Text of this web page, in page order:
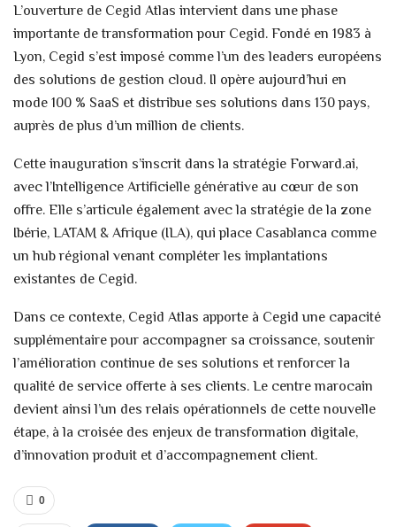
L’ouverture de Cegid Atlas intervient dans une phase
importante de transformation pour Cegid. Fondé en 1983 à
Lyon, Cegid s’est imposé comme l’un des leaders européens
des solutions de gestion cloud. Il opère aujourd’hui en
mode 100 % SaaS et distribue ses solutions dans 130 pays,
auprès de plus d’un million de clients.
Cette inauguration s’inscrit dans la stratégie Forward.ai,
avec l’Intelligence Artificielle générative au cœur de son
offre. Elle s’articule également avec la stratégie de la zone
Ibérie, LATAM & Afrique (ILA), qui place Casablanca comme
un hub régional venant compléter les implantations
existantes de Cegid.
Dans ce contexte, Cegid Atlas apporte à Cegid une capacité
supplémentaire pour accompagner sa croissance, soutenir
l’amélioration continue de ses solutions et renforcer la
qualité de service offerte à ses clients. Le centre marocain
devient ainsi l’un des relais opérationnels de cette nouvelle
étape, à la croisée des enjeux de transformation digitale,
d’innovation produit et d’accompagnement client.
0